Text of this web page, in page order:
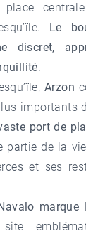
Le
discret,
.
Arzon
importants
port de
partie de la
et ses
marque